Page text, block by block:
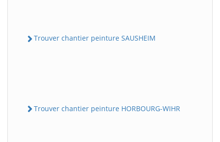
Trouver chantier peinture SAUSHEIM
Trouver chantier peinture HORBOURG-WIHR